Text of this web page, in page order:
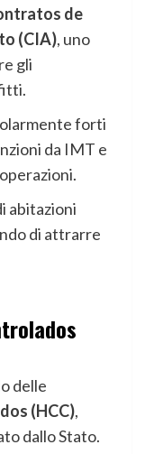
de
(CIA), uno
gli
forti
da IMT e
abitazioni
di attrarre
delle
(HCC),
dallo Stato.